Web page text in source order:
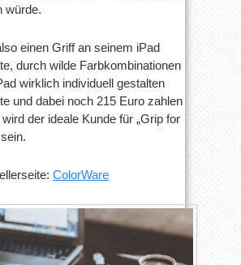
würde.
einen Griff an seinem iPad
durch wilde Farbkombinationen
wirklich individuell gestalten
und dabei noch 215 Euro zahlen
der ideale Kunde für „Grip for
ColorWare